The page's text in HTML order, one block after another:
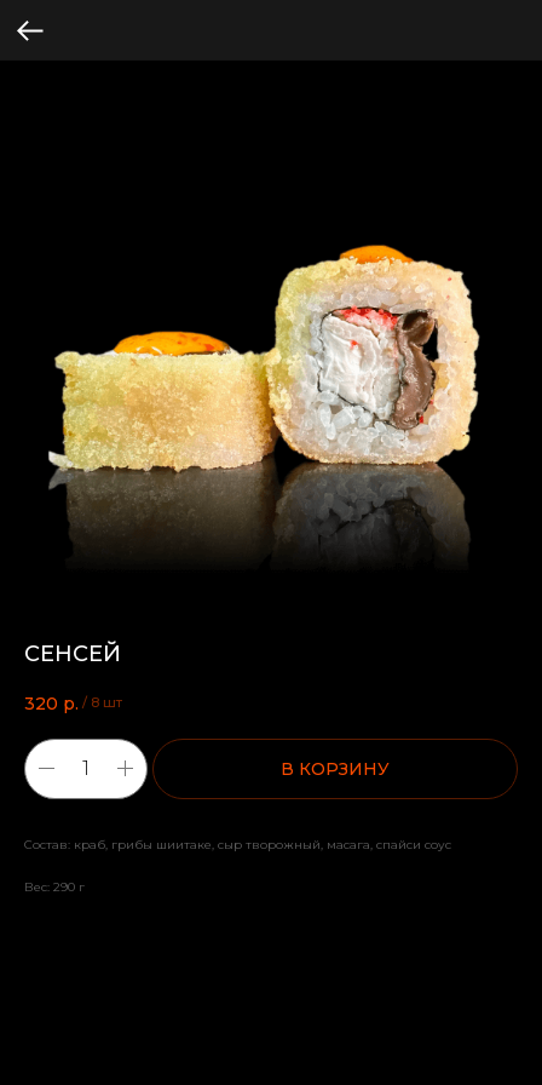
СЕНСЕЙ
320 р. / 8 шт
В КОРЗИНУ
Состав: краб, грибы шиитаке, сыр творожный, масага, спайси соус
Вес: 290 г